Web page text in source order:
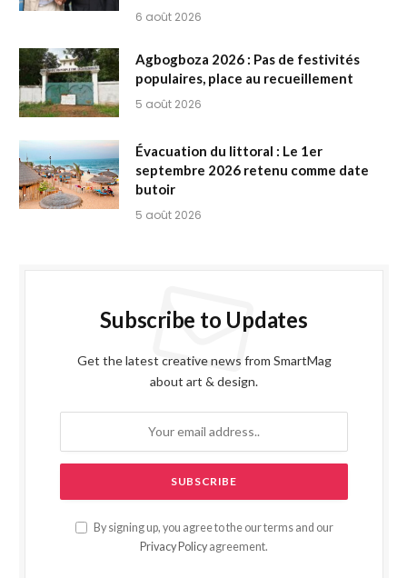
6 août 2026
Agbogboza 2026 : Pas de festivités
populaires, place au recueillement
5 août 2026
Évacuation du littoral : Le 1er
septembre 2026 retenu comme date
butoir
5 août 2026
Subscribe to Updates
Get the latest creative news from SmartMag
about art & design.
By signing up, you agree to the our terms and our
Privacy Policy agreement.